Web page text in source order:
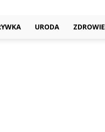
URODA ZDROWIE